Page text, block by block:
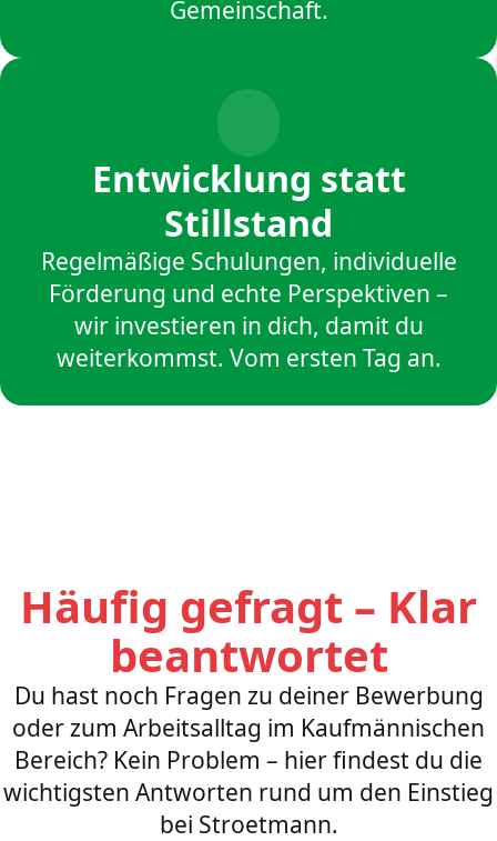
Gemeinschaft.
Entwicklung statt
Stillstand
Regelmäßige Schulungen, individuelle
Förderung und echte Perspektiven –
wir investieren in dich, damit du
weiterkommst. Vom ersten Tag an.
Häufig gefragt – Klar
beantwortet
Du hast noch Fragen zu deiner Bewerbung
oder zum Arbeitsalltag im Kaufmännischen
Bereich? Kein Problem – hier findest du die
wichtigsten Antworten rund um den Einstieg
bei Stroetmann.